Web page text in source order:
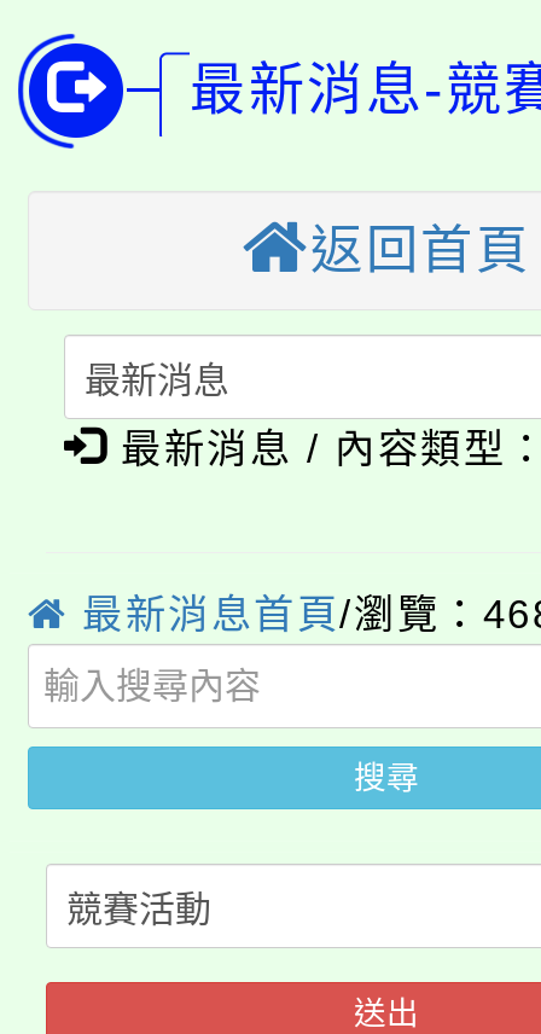
版
代理(課)教師甄選結果(
「2026金融保險知識
桃園市115學年度學生
生本土語及新住民語歌
公告本校115學年度第
代理(課)教師甄選結果
公告本校115學年度第
代理(課)教師甄選結果(
轉知中國文化大學推廣
《TA101》溝通分析基
程，歡迎學生輔導中心
系所師生報名參加。
淨零綠生活教案入校路
會
115年食農教育專業人
版
公告本校115學年度第
代理(課)教師甄選結果(
「2026金融保險知識
車」活動
桃園市115學年度學生
生本土語及新住民語歌
公告本校115學年度第
代理(課)教師甄選結果(
公告本校115學年度第
代理(課)教師甄選結果(
轉知中國文化大學推廣
《TA101》溝通分析基
最新消息-競
返回首頁
最新消息 / 內容類型
最新消息首頁/瀏覽：
搜尋
送出